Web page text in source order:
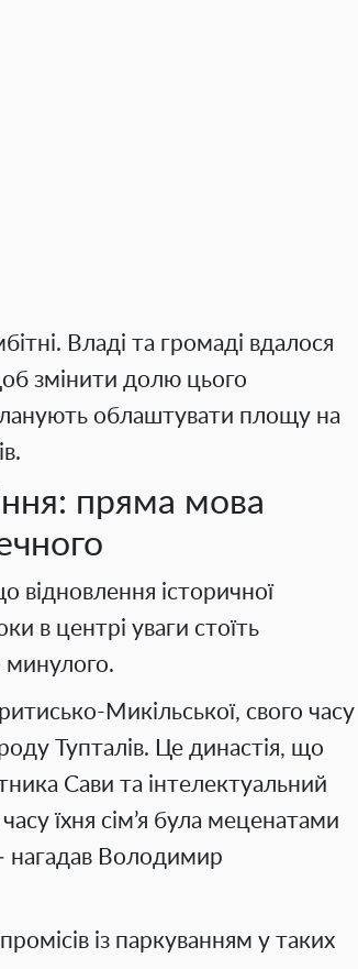
Владі та громаді вдалося
змінити долю цього
облаштувати площу на
пряма мова
відновлення історичної
в центрі уваги стоїть
минулого.
Микільської, свого часу
Тупталів. Це династія, що
Сави та інтелектуальний
їхня сім’я була меценатами
нагадав Володимир
із паркуванням у таких